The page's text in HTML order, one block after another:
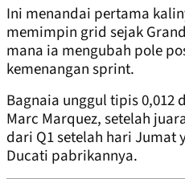
Ini menandai pertama
memimpin grid sejak
mana ia mengubah pole
kemenangan sprint.
Bagnaia unggul tipis 0,012
Marc Marquez, setelah
dari Q1 setelah hari Jumat
Ducati pabrikannya.